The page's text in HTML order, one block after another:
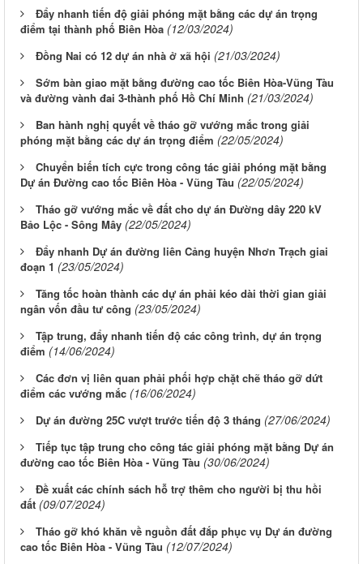
Đẩy nhanh tiến độ giải phóng mặt bằng các dự án trọng
điểm tại thành phố Biên Hòa (12/03/2024)
Đồng Nai có 12 dự án nhà ở xã hội (21/03/2024)
Sớm bàn giao mặt bằng đường cao tốc Biên Hòa-Vũng Tàu
và đường vành đai 3-thành phố Hồ Chí Minh (21/03/2024)
Ban hành nghị quyết về tháo gỡ vướng mắc trong giải
phóng mặt bằng các dự án trọng điểm (22/05/2024)
Chuyển biến tích cực trong công tác giải phóng mặt bằng
Dự án Đường cao tốc Biên Hòa - Vũng Tàu (22/05/2024)
Tháo gỡ vướng mắc về đất cho dự án Đường dây 220 kV
Bảo Lộc - Sông Mây (22/05/2024)
Đẩy nhanh Dự án đường liên Cảng huyện Nhơn Trạch giai
đoạn 1 (23/05/2024)
Tăng tốc hoàn thành các dự án phải kéo dài thời gian giải
ngân vốn đầu tư công (23/05/2024)
Tập trung, đẩy nhanh tiến độ các công trình, dự án trọng
điểm (14/06/2024)
Các đơn vị liên quan phải phối hợp chặt chẽ tháo gỡ dứt
điểm các vướng mắc (16/06/2024)
Dự án đường 25C vượt trước tiến độ 3 tháng (27/06/2024)
Tiếp tục tập trung cho công tác giải phóng mặt bằng Dự án
đường cao tốc Biên Hòa - Vũng Tàu (30/06/2024)
Đề xuất các chính sách hỗ trợ thêm cho người bị thu hồi
đất (09/07/2024)
Tháo gỡ khó khăn về nguồn đất đắp phục vụ Dự án đường
cao tốc Biên Hòa - Vũng Tàu (12/07/2024)